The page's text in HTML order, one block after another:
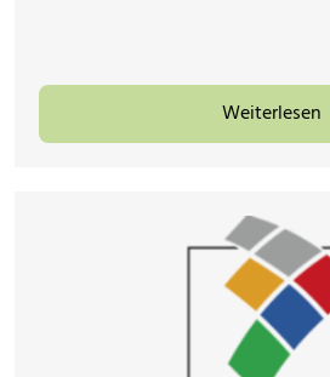
Weiterlesen